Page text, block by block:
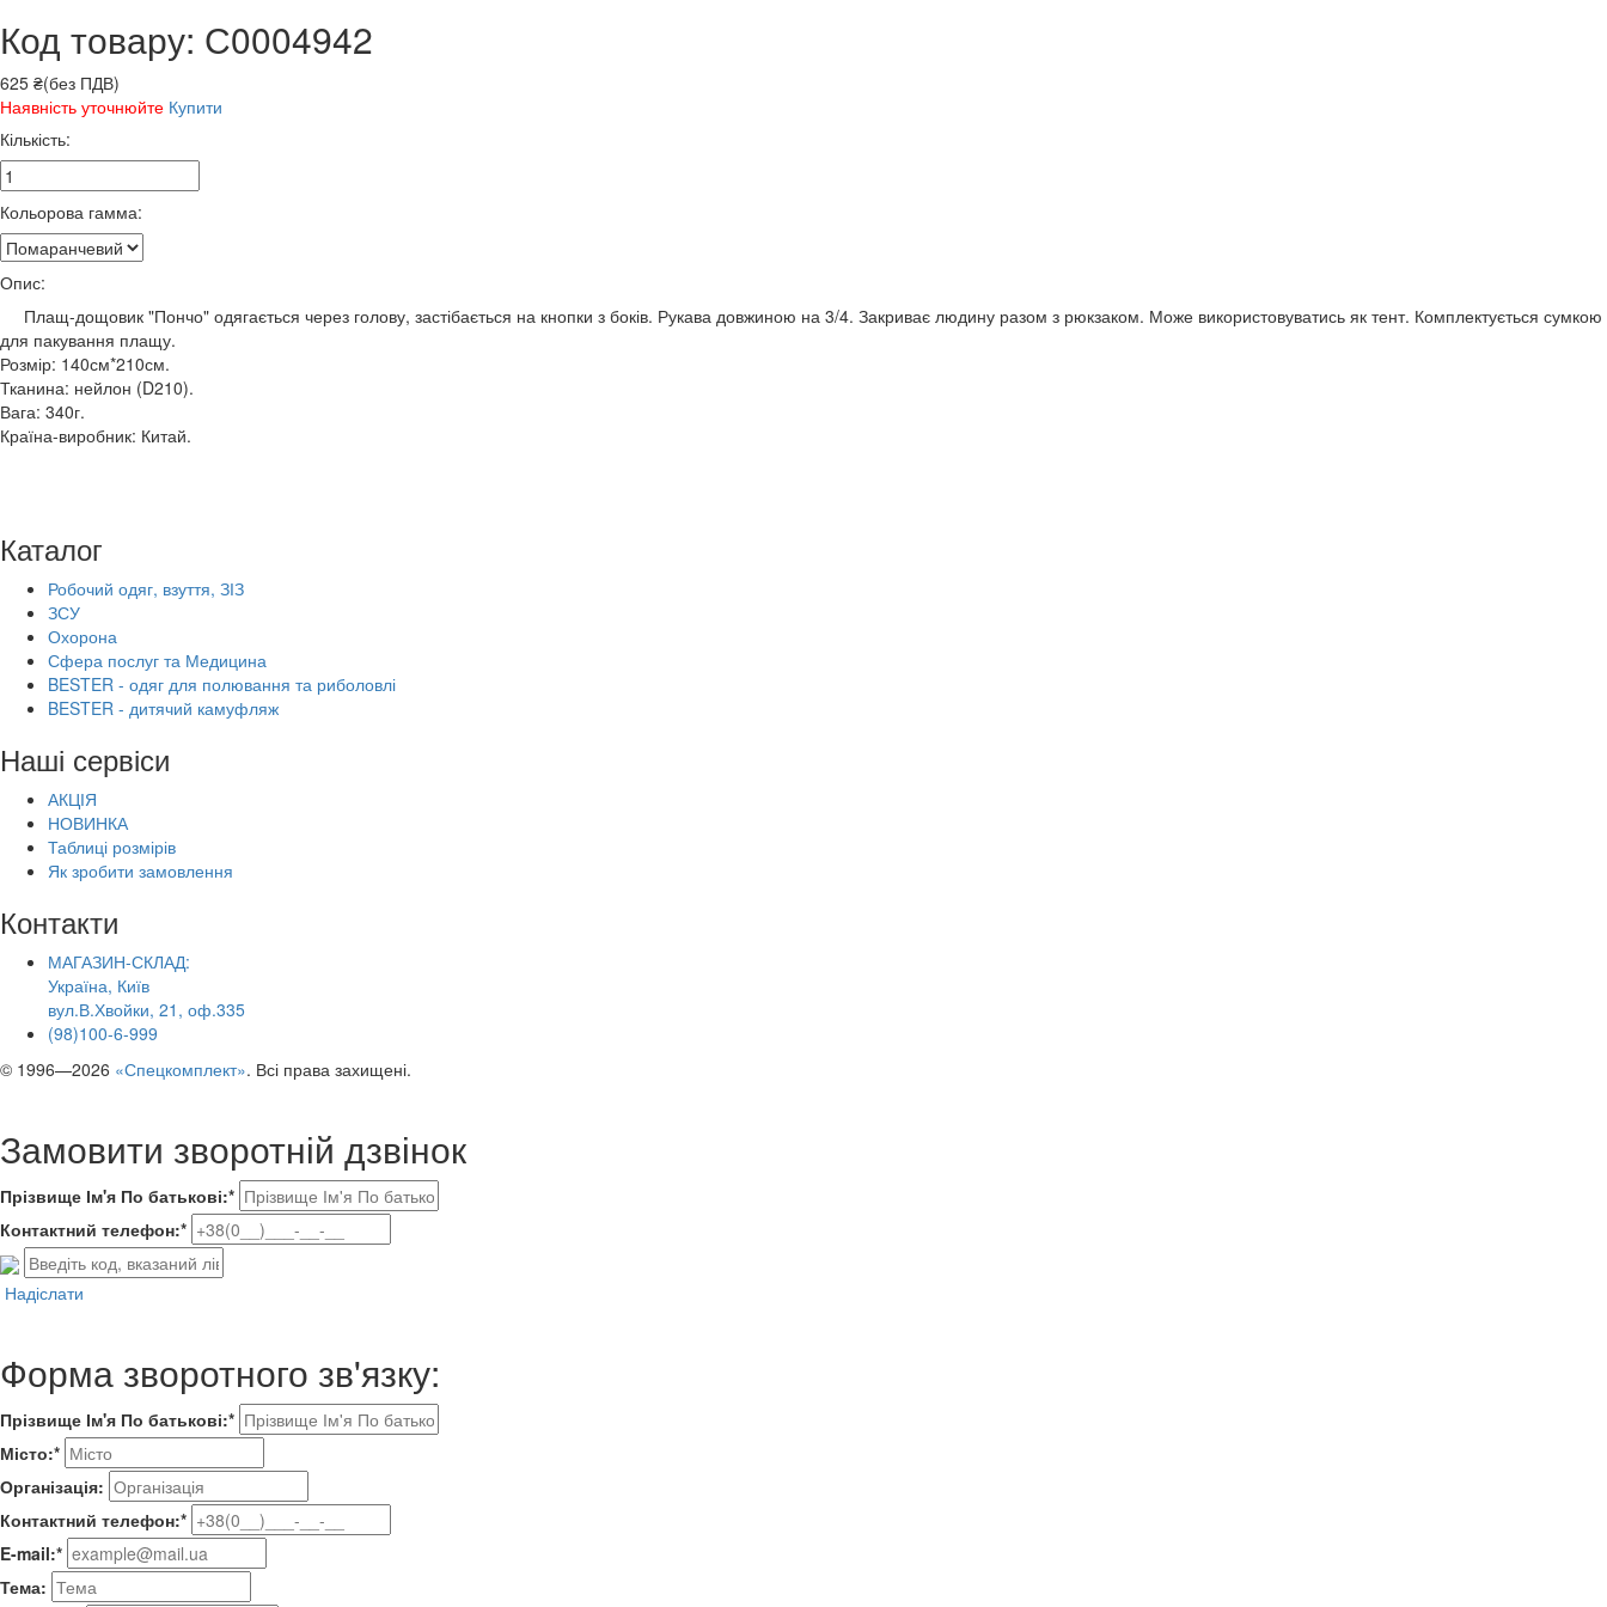
Код товару: С0004942
625 ₴(без ПДВ)
Наявність уточнюйте Купити
Кількість:
Кольорова гамма:
Опис:
Плащ-дощовик "Пончо" одягається через голову, застібається на кнопки з боків. Рукава довжиною на 3/4. Закриває людину разом з рюкзаком. Може використовуватись як тент. Комплектується сумкою
для пакування плащу.
Розмір: 140см*210см.
Тканина: нейлон (D210).
Вага: 340г.
Країна-виробник: Китай.
Каталог
Робочий одяг, взуття, ЗІЗ
ЗСУ
Охорона
Сфера послуг та Медицина
BESTER - одяг для полювання та риболовлі
BESTER - дитячий камуфляж
Наші сервіси
АКЦІЯ
НОВИНКА
Таблиці розмірів
Як зробити замовлення
Контакти
МАГАЗИН-СКЛАД:
Україна, Київ
вул.В.Хвойки, 21, оф.335
(98)100-6-999
© 1996—2026 «Спецкомплект». Всі права захищені.
Замовити зворотній дзвінок
Прізвище Ім'я По батькові:*
Контактний телефон:*
Надіслати
Форма зворотного зв'язку:
Прізвище Ім'я По батькові:*
Місто:*
Організація:
Контактний телефон:*
E-mail:*
Тема: